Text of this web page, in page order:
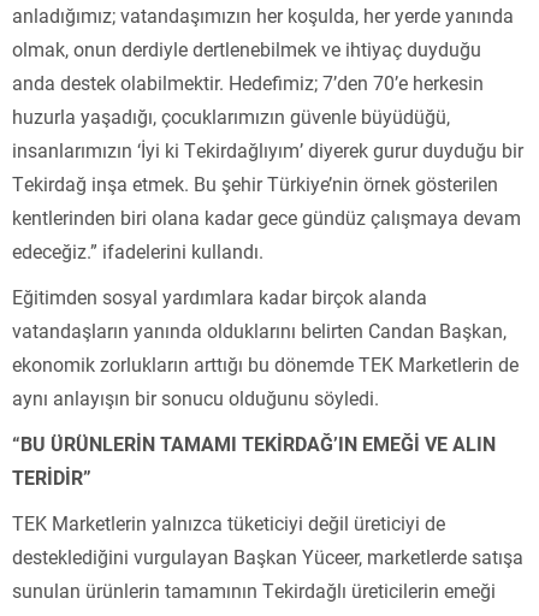
anladığımız; vatandaşımızın her koşulda, her yerde yanında
olmak, onun derdiyle dertlenebilmek ve ihtiyaç duyduğu
anda destek olabilmektir. Hedefimiz; 7’den 70’e herkesin
huzurla yaşadığı, çocuklarımızın güvenle büyüdüğü,
insanlarımızın ‘İyi ki Tekirdağlıyım’ diyerek gurur duyduğu bir
Tekirdağ inşa etmek. Bu şehir Türkiye’nin örnek gösterilen
kentlerinden biri olana kadar gece gündüz çalışmaya devam
edeceğiz.” ifadelerini kullandı.
Eğitimden sosyal yardımlara kadar birçok alanda
vatandaşların yanında olduklarını belirten Candan Başkan,
ekonomik zorlukların arttığı bu dönemde TEK Marketlerin de
aynı anlayışın bir sonucu olduğunu söyledi.
“BU ÜRÜNLERİN TAMAMI TEKİRDAĞ’IN EMEĞİ VE ALIN
TERİDİR”
TEK Marketlerin yalnızca tüketiciyi değil üreticiyi de
desteklediğini vurgulayan Başkan Yüceer, marketlerde satışa
sunulan ürünlerin tamamının Tekirdağlı üreticilerin emeği